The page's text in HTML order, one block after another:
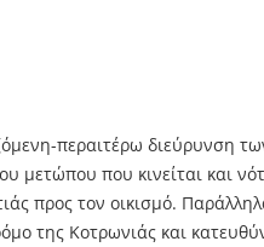
περαιτέρω διεύρυνση
μετώπου που κινείται και
προς τον οικισμό.
της Κοτρωνιάς και